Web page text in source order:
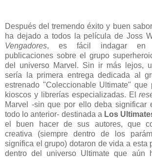
Después del tremendo éxito y buen
ha dejado a todos la película de Joss
Vengadores, es fácil indagar en
publicaciones sobre el grupo
del universo Marvel. Sin ir más lejos,
sería la primera entrega dedicada al
estrenado "Coleccionable Ultimate" que
kioscos y librerías especializadas. El
Marvel -sin que por ello deba significar
todo lo anterior- destinada a Los
el buen hacer de sus autores, que
creativa (siempre dentro de los
significa el grupo) dotaron de vida a esta
dentro del universo Ultimate que aún